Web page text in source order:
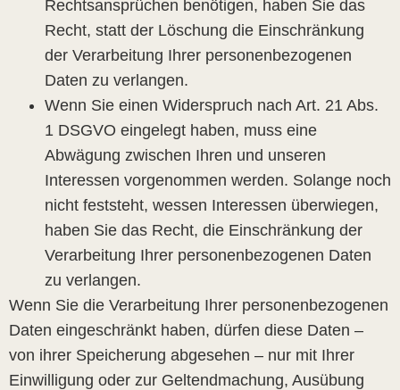
Rechtsansprüchen benötigen, haben Sie das
Recht, statt der Löschung die Einschränkung
der Verarbeitung Ihrer personenbezogenen
Daten zu verlangen.
Wenn Sie einen Widerspruch nach Art. 21 Abs.
1 DSGVO eingelegt haben, muss eine
Abwägung zwischen Ihren und unseren
Interessen vorgenommen werden. Solange noch
nicht feststeht, wessen Interessen überwiegen,
haben Sie das Recht, die Einschränkung der
Verarbeitung Ihrer personenbezogenen Daten
zu verlangen.
Wenn Sie die Verarbeitung Ihrer personenbezogenen
Daten eingeschränkt haben, dürfen diese Daten –
von ihrer Speicherung abgesehen – nur mit Ihrer
Einwilligung oder zur Geltendmachung, Ausübung